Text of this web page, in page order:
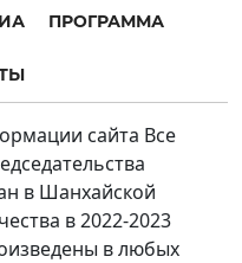
ПРОГРАММА
сайта Все
в Шанхайской
в 2022-2023
в любых